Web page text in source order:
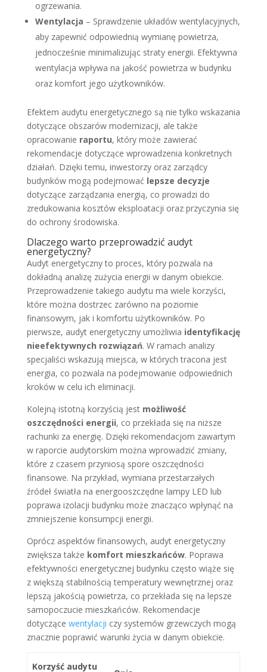
ogrzewania.
Wentylacja – Sprawdzenie układów wentylacyjnych,
aby zapewnić odpowiednią wymianę powietrza,
jednocześnie minimalizując straty energii. Efektywna
wentylacja wpływa na jakość powietrza w budynku
oraz komfort jego użytkowników.
Efektem audytu energetycznego są nie tylko wskazania
dotyczące obszarów modernizacji, ale także
opracowanie raportu, który może zawierać
rekomendacje dotyczące wprowadzenia konkretnych
działań. Dzięki temu, inwestorzy oraz zarządcy
budynków mogą podejmować lepsze decyzje
dotyczące zarządzania energią, co prowadzi do
zredukowania kosztów eksploatacji oraz przyczynia się
do ochrony środowiska.
Dlaczego warto przeprowadzić audyt
energetyczny?
Audyt energetyczny to proces, który pozwala na
dokładną analizę zużycia energii w danym obiekcie.
Przeprowadzenie takiego audytu ma wiele korzyści,
które można dostrzec zarówno na poziomie
finansowym, jak i komfortu użytkowników. Po
pierwsze, audyt energetyczny umożliwia identyfikację
nieefektywnych rozwiązań. W ramach analizy
specjaliści wskazują miejsca, w których tracona jest
energia, co pozwala na podejmowanie odpowiednich
kroków w celu ich eliminacji.
Kolejną istotną korzyścią jest możliwość
oszczędności energii, co przekłada się na niższe
rachunki za energię. Dzięki rekomendacjom zawartym
w raporcie audytorskim można wprowadzić zmiany,
które z czasem przyniosą spore oszczędności
finansowe. Na przykład, wymiana przestarzałych
źródeł światła na energooszczędne lampy LED lub
poprawa izolacji budynku może znacząco wpłynąć na
zmniejszenie konsumpcji energii.
Oprócz aspektów finansowych, audyt energetyczny
zwiększa także komfort mieszkańców. Poprawa
efektywności energetycznej budynku często wiąże się
z większą stabilnością temperatury wewnętrznej oraz
lepszą jakością powietrza, co przekłada się na lepsze
samopoczucie mieszkańców. Rekomendacje
dotyczące wentylacji czy systemów grzewczych mogą
znacznie poprawić warunki życia w danym obiekcie.
Korzyść audytu